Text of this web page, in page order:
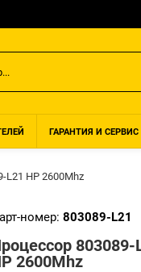
ГАРАНТИЯ И СЕРВИС
L21 HP 2600Mhz
номер: 803089-L21
803089-
2600Mhz